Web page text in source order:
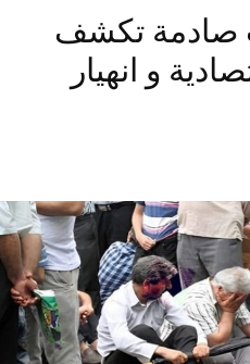
صادمة تكشف
و انهيار